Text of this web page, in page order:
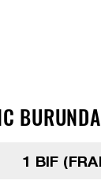
1 BIF